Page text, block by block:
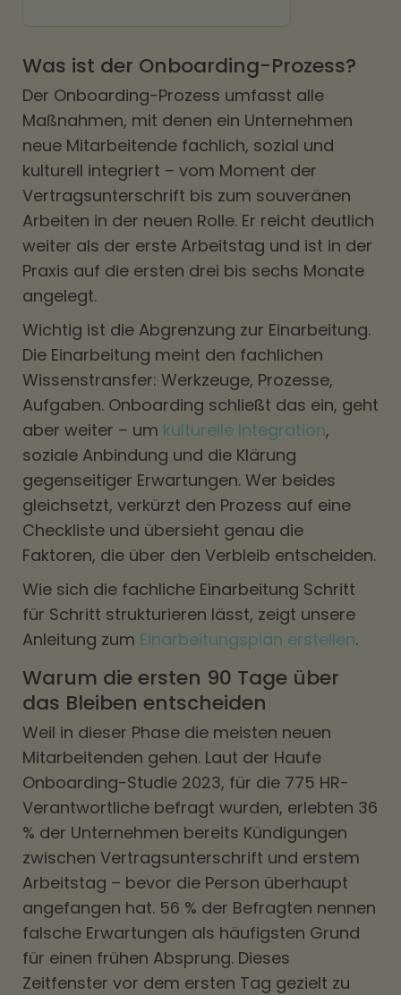
Was ist der Onboarding-Prozess?
Der Onboarding-Prozess umfasst alle
Maßnahmen, mit denen ein Unternehmen
neue Mitarbeitende fachlich, sozial und
kulturell integriert – vom Moment der
Vertragsunterschrift bis zum souveränen
Arbeiten in der neuen Rolle. Er reicht deutlich
weiter als der erste Arbeitstag und ist in der
Praxis auf die ersten drei bis sechs Monate
angelegt.
Wichtig ist die Abgrenzung zur Einarbeitung.
Die Einarbeitung meint den fachlichen
Wissenstransfer: Werkzeuge, Prozesse,
Aufgaben. Onboarding schließt das ein, geht
aber weiter – um kulturelle Integration,
soziale Anbindung und die Klärung
gegenseitiger Erwartungen. Wer beides
gleichsetzt, verkürzt den Prozess auf eine
Checkliste und übersieht genau die
Faktoren, die über den Verbleib entscheiden.
Wie sich die fachliche Einarbeitung Schritt
für Schritt strukturieren lässt, zeigt unsere
Anleitung zum Einarbeitungsplan erstellen.
Warum die ersten 90 Tage über
das Bleiben entscheiden
Weil in dieser Phase die meisten neuen
Mitarbeitenden gehen. Laut der Haufe
Onboarding-Studie 2023, für die 775 HR-
Verantwortliche befragt wurden, erlebten 36
% der Unternehmen bereits Kündigungen
zwischen Vertragsunterschrift und erstem
Arbeitstag – bevor die Person überhaupt
angefangen hat. 56 % der Befragten nennen
falsche Erwartungen als häufigsten Grund
für einen frühen Absprung. Dieses
Zeitfenster vor dem ersten Tag gezielt zu